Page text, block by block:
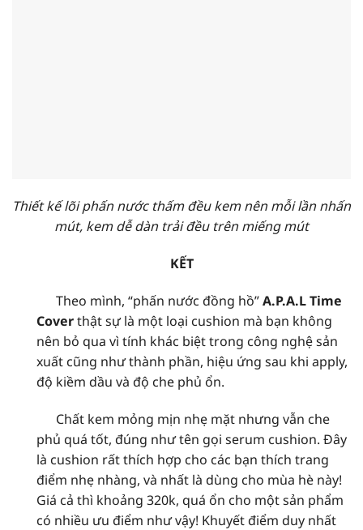
Thiết kế lõi phấn nước thấm đều kem nên mỗi lần nhấn
mút, kem dễ dàn trải đều trên miếng mút
KẾT
Theo mình, “phấn nước đồng hồ”A.P.A.L Time
Coverthật sự là một loại cushion mà bạn không
nên bỏ qua vì tính khác biệt trong công nghệ sản
xuất cũng như thành phần, hiệu ứng sau khi apply,
độ kiềm dầu và độ che phủ ổn.
Chất kem mỏng mịn nhẹ mặt nhưng vẫn che
phủ quá tốt, đúng như tên gọi serum cushion. Đây
là cushion rất thích hợp cho các bạn thích trang
điểm nhẹ nhàng, và nhất là dùng cho mùa hè này!
Giá cả thì khoảng 320k, quá ổn cho một sản phẩm
có nhiều ưu điểm như vậy! Khuyết điểm duy nhất